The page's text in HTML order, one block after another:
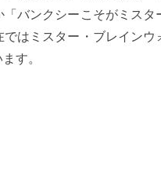
バンクシーこそがミス
はミスター・ブレイン
す。